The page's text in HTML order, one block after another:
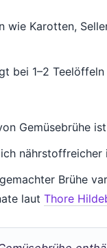
wie Karotten,
bei 1–2
Gemüsebrühe
Brühe
lautThore